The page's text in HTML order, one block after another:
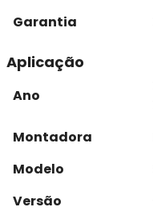
Garantia
Aplicação
Ano
Montadora
Modelo
Versão